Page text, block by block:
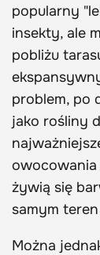
popularny
insekty, ale
pobliżu
problem, po
jako rośliny
żywią się
samym
Można